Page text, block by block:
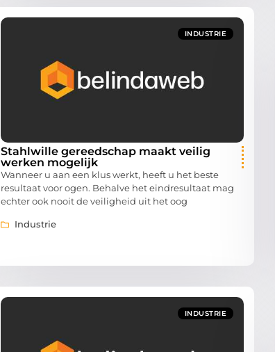
INDUSTRIE
Stahlwille gereedschap maakt veilig
werken mogelijk
Wanneer u aan een klus werkt, heeft u het beste
resultaat voor ogen. Behalve het eindresultaat mag
echter ook nooit de veiligheid uit het oog
Industrie
INDUSTRIE